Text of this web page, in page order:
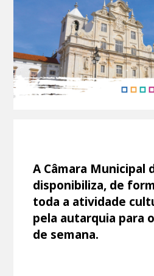
A Câmara Municipal
disponibiliza, de
toda a atividade
pela autarquia para
de semana.